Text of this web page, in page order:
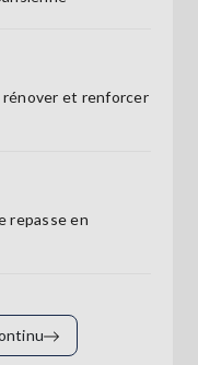
rénover et renforcer
repasse en